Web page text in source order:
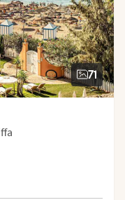
71
arviot: 4.425/5
Tripadvisorista: 4.5 of